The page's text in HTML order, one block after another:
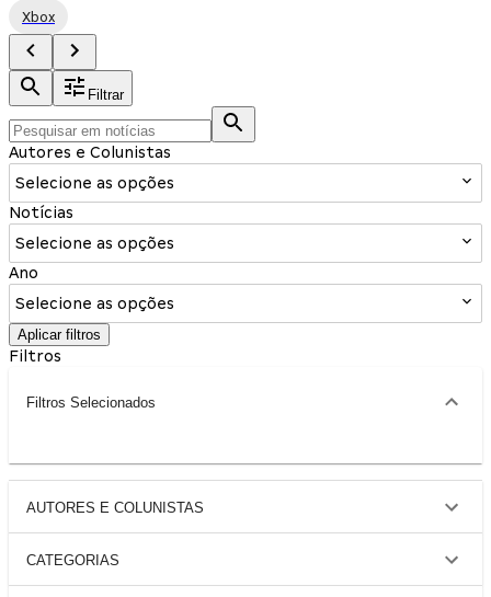
Xbox
Filtrar
Autores e Colunistas
Selecione as opções
Notícias
Selecione as opções
Ano
Selecione as opções
Aplicar filtros
Filtros
Filtros Selecionados
AUTORES E COLUNISTAS
CATEGORIAS